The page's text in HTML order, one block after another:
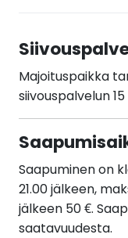
Majoituspaikka
siivouspalvelun
Saapuminen on
21.00 jälkeen,
jälkeen 50 €.
saatavuudesta.